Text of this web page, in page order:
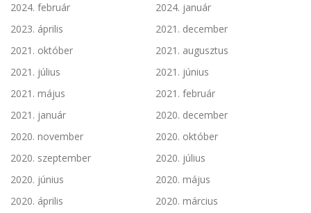
2024. február
2024. január
2023. április
2021. december
2021. október
2021. augusztus
2021. július
2021. június
2021. május
2021. február
2021. január
2020. december
2020. november
2020. október
2020. szeptember
2020. július
2020. június
2020. május
2020. április
2020. március